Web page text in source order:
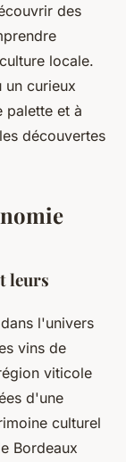
des
locale.
un curieux
palette et à
découvertes
leurs
l'univers
vins de
viticole
d'une
culturel
Bordeaux